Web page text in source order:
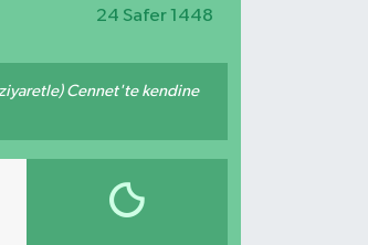
24 Safer 1448
Cennet'te kendine